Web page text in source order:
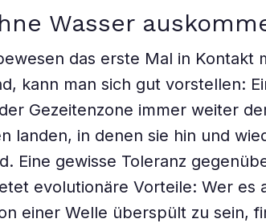
Wasser
das erste Mal in Kontakt
kann man sich gut vorstellen:
Gezeitenzone immer weiter
landen, in denen sie hin und
Eine gewisse Toleranz
evolutionäre Vorteile: Wer es
einer Welle überspült zu sein,